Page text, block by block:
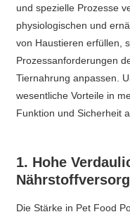
und spezielle Prozesse
physiologischen und
von Haustieren erfüllen,
Prozessanforderungen
Tiernahrung anpassen.
wesentliche Vorteile in
Funktion und Sicherheit
1. Hohe
Die Stärke in Pet Food